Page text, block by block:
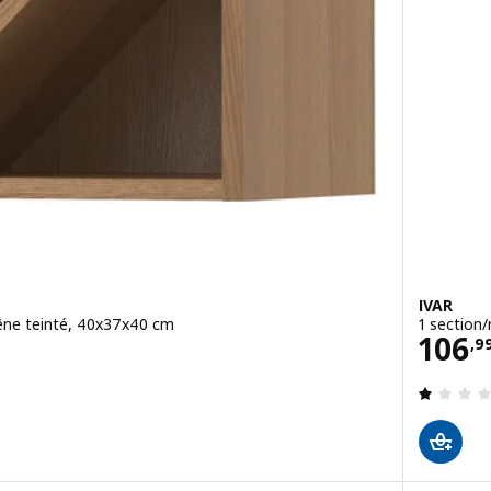
teinté, 40x37x40 cm
hors de 5 étoiles. Nombre total de commentaires:
IVAR
1
106,
Prix